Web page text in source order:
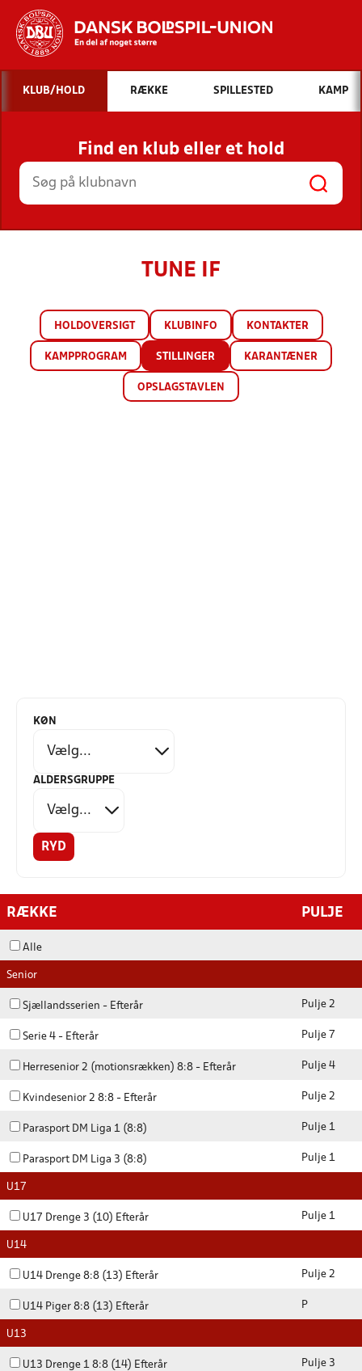
Hvad vil du søge efter?
INDHOLD OG NYHEDER
STILLINGER, RESULTATER, KLUBBER OG
HOLD
KLUB/HOLD RÆKKE SPILLESTED KAMP
Find en klub eller et hold
TUNE IF
HOLDOVERSIGT KLUBINFO KONTAKTER
KAMPPROGRAM STILLINGER KARANTÆNER
OPSLAGSTAVLEN
KØN
ALDERSGRUPPE
RYD
RÆKKE PULJE
Alle
Senior
Sjællandsserien - Efterår Pulje 2
Serie 4 - Efterår Pulje 7
Herresenior 2 (motionsrækken) 8:8 - Efterår Pulje 4
Kvindesenior 2 8:8 - Efterår Pulje 2
Parasport DM Liga 1 (8:8) Pulje 1
Parasport DM Liga 3 (8:8) Pulje 1
U17
U17 Drenge 3 (10) Efterår Pulje 1
U14
U14 Drenge 8:8 (13) Efterår Pulje 2
U14 Piger 8:8 (13) Efterår P
U13
U13 Drenge 1 8:8 (14) Efterår Pulje 3